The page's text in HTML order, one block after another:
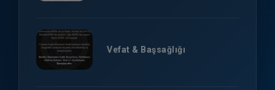
Vefat & Başsağlığı